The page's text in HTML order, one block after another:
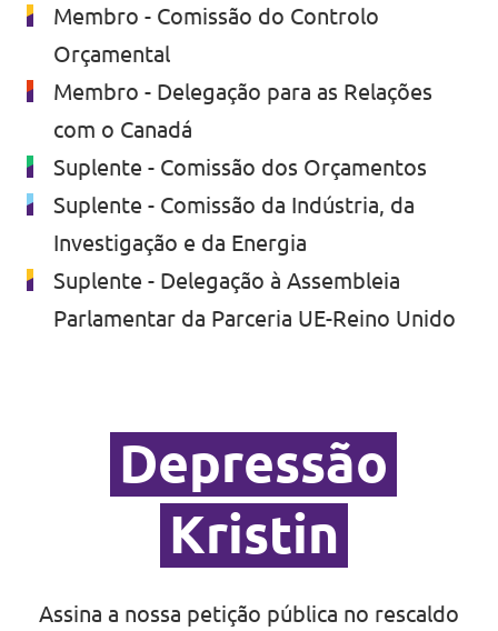
Membro - Comissão do Controlo
Orçamental
Membro - Delegação para as Relações
com o Canadá
Suplente - Comissão dos Orçamentos
Suplente - Comissão da Indústria, da
Investigação e da Energia
Suplente - Delegação à Assembleia
Parlamentar da Parceria UE-Reino Unido
Depressão
Kristin
Assina a nossa petição pública no rescaldo